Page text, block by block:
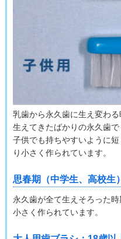
基本的な歯の磨き方＜
６歳臼歯をむし歯に
基本的な歯の磨き方＜
10代になったら歯肉
基本的な歯の磨き方
歯周病対策！歯ブラ
基本的な歯の磨き方
歯周病対策！補助器具
乳歯から永久歯に生え変わる
生えてきたばかりの永久歯で
子供でも持ちやすいように
り小さく作られています。
思春期（中学生、高校生
永久歯が全て生えそろった
小さく作られています。